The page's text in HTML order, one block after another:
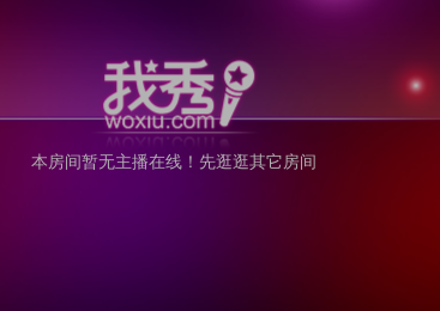
本房间暂无主播在线！先逛逛其它房间